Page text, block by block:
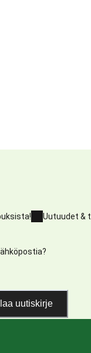
Uutuudet &
uutiskirje